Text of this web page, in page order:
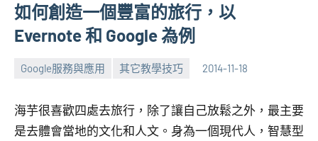
如何創造一個豐富的旅行，以
Evernote 和 Google 為例
Google服務與應用 其它教學技巧 2014-11-18
芋
海芋很喜歡四處去旅行，除了讓自己放鬆之外，最主要
是去體會當地的文化和人文。身為一個現代人，智慧型